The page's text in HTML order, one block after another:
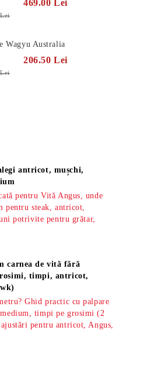
469.00 Lei
Wagyu Australia
206.50 Lei
antricot, mușchi,
pentru Vită Angus, unde
pentru steak, antricot,
potrivite pentru grătar,
carnea de vită fără
timpi, antricot,
Ghid practic cu palpare
timpi pe grosimi (2
pentru antricot, Angus,